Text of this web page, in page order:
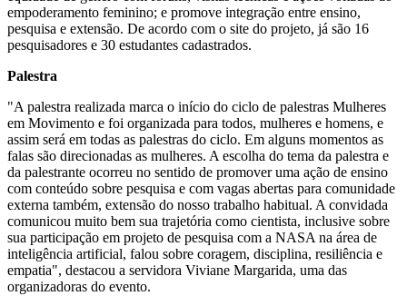
empoderamento feminino; e promove integração entre ensino,
pesquisa e extensão. De acordo com o site do projeto, já são 16
pesquisadores e 30 estudantes cadastrados.
Palestra
"A palestra realizada marca o início do ciclo de palestras Mulheres
em Movimento e foi organizada para todos, mulheres e homens, e
assim será em todas as palestras do ciclo. Em alguns momentos as
falas são direcionadas as mulheres. A escolha do tema da palestra e
da palestrante ocorreu no sentido de promover uma ação de ensino
com conteúdo sobre pesquisa e com vagas abertas para comunidade
externa também, extensão do nosso trabalho habitual. A convidada
comunicou muito bem sua trajetória como cientista, inclusive sobre
sua participação em projeto de pesquisa com a NASA na área de
inteligência artificial, falou sobre coragem, disciplina, resiliência e
empatia", destacou a servidora Viviane Margarida, uma das
organizadoras do evento.